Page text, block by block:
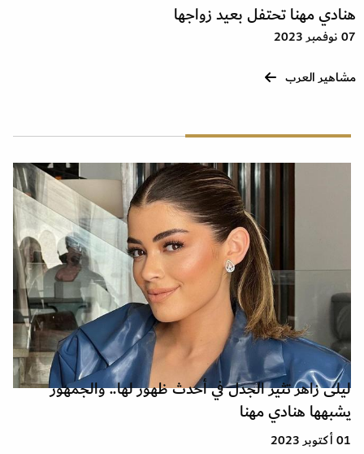
هنادي مهنا تحتفل بعيد زواجها
07 نوفمبر 2023
مشاهير العرب
ليلى زاهر تثير الجدل في أحدث ظهور لها.. والجمهور
يشبهها هنادي مهنا
01 أكتوبر 2023